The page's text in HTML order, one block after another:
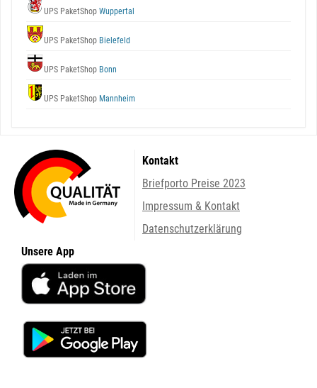
UPS PaketShop Wuppertal
UPS PaketShop Bielefeld
UPS PaketShop Bonn
UPS PaketShop Mannheim
Kontakt
Briefporto Preise 2023
Impressum & Kontakt
Datenschutzerklärung
Unsere App